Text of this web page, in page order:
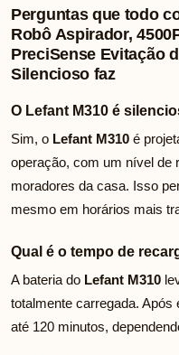
Perguntas que todo
Robô Aspirador,
PreciSense Evitação
Silencioso faz
O Lefant M310 é
Sim, o Lefant M310 é
operação, com um nível de
moradores da casa. Isso
mesmo em horários mais
Qual é o tempo de
A bateria do Lefant M310
totalmente carregada.
até 120 minutos,